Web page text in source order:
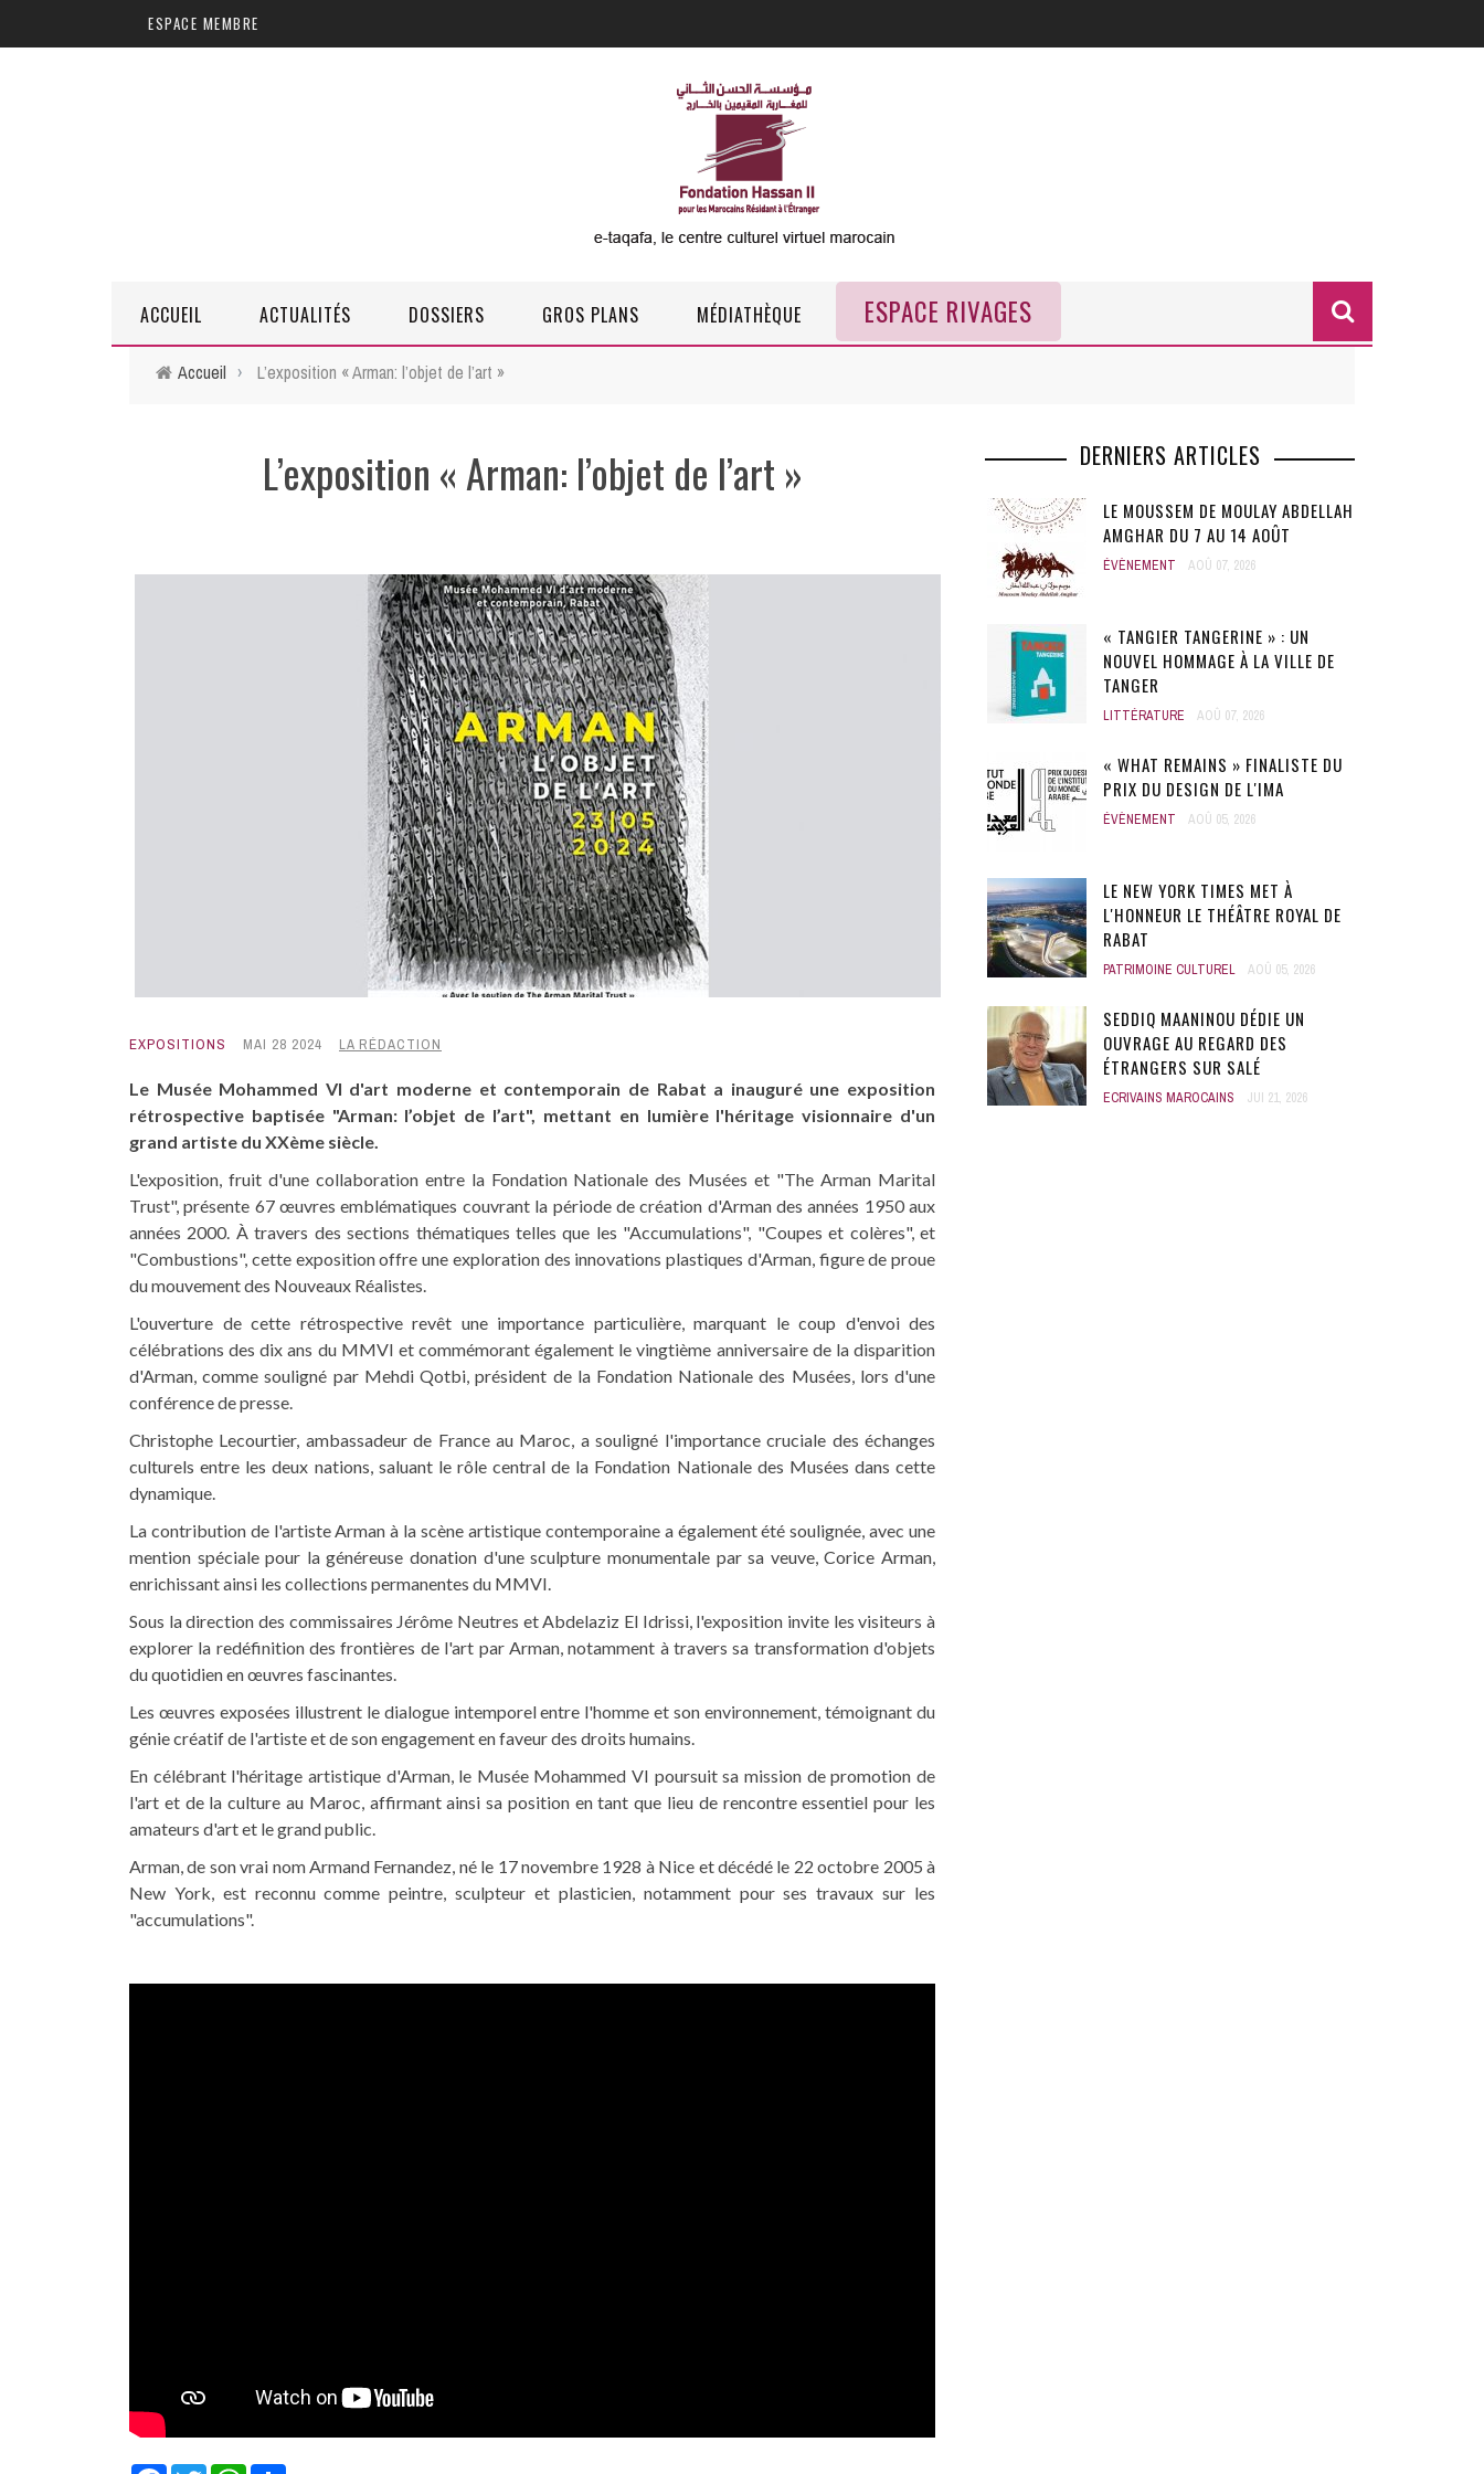
Aller au contenu principalESPACE MEMBRE
ACCUEIL ACTUALITÉS DOSSIERS GROS PLANS MÉDIATHÈQUE ESPACE RIVAGES
Accueil › L’exposition « Arman: l’objet de l’art »
L’exposition « Arman: l’objet de l’art »
EXPOSITIONS MAI 28 2024 LA RÉDACTION
Le Musée Mohammed VI d'art moderne et contemporain de Rabat a inauguré une exposition
rétrospective baptisée "Arman: l’objet de l’art", mettant en lumière l'héritage visionnaire d'un
grand artiste du XXème siècle.
L'exposition, fruit d'une collaboration entre la Fondation Nationale des Musées et "The Arman Marital
Trust", présente 67 œuvres emblématiques couvrant la période de création d'Arman des années 1950 aux
années 2000. À travers des sections thématiques telles que les "Accumulations", "Coupes et colères", et
"Combustions", cette exposition offre une exploration des innovations plastiques d'Arman, figure de proue
du mouvement des Nouveaux Réalistes.
L'ouverture de cette rétrospective revêt une importance particulière, marquant le coup d'envoi des
célébrations des dix ans du MMVI et commémorant également le vingtième anniversaire de la disparition
d'Arman, comme souligné par Mehdi Qotbi, président de la Fondation Nationale des Musées, lors d'une
conférence de presse.
Christophe Lecourtier, ambassadeur de France au Maroc, a souligné l'importance cruciale des échanges
culturels entre les deux nations, saluant le rôle central de la Fondation Nationale des Musées dans cette
dynamique.
La contribution de l'artiste Arman à la scène artistique contemporaine a également été soulignée, avec une
mention spéciale pour la généreuse donation d'une sculpture monumentale par sa veuve, Corice Arman,
enrichissant ainsi les collections permanentes du MMVI.
Sous la direction des commissaires Jérôme Neutres et Abdelaziz El Idrissi, l'exposition invite les visiteurs à
explorer la redéfinition des frontières de l'art par Arman, notamment à travers sa transformation d'objets
du quotidien en œuvres fascinantes.
Les œuvres exposées illustrent le dialogue intemporel entre l'homme et son environnement, témoignant du
génie créatif de l'artiste et de son engagement en faveur des droits humains.
En célébrant l'héritage artistique d'Arman, le Musée Mohammed VI poursuit sa mission de promotion de
l'art et de la culture au Maroc, affirmant ainsi sa position en tant que lieu de rencontre essentiel pour les
amateurs d'art et le grand public.
Arman, de son vrai nom Armand Fernandez, né le 17 novembre 1928 à Nice et décédé le 22 octobre 2005 à
New York, est reconnu comme peintre, sculpteur et plasticien, notamment pour ses travaux sur les
"accumulations".
DERNIERS ARTICLES
LE MOUSSEM DE MOULAY ABDELLAH
AMGHAR DU 7 AU 14 AOÛT
ÉVÈNEMENT AOÛ 07, 2026
« TANGIER TANGERINE » : UN
NOUVEL HOMMAGE À LA VILLE DE
TANGER
LITTÉRATURE AOÛ 07, 2026
« WHAT REMAINS » FINALISTE DU
PRIX DU DESIGN DE L'IMA
ÉVÈNEMENT AOÛ 05, 2026
LE NEW YORK TIMES MET À
L'HONNEUR LE THÉÂTRE ROYAL DE
RABAT
PATRIMOINE CULTUREL AOÛ 05, 2026
SEDDIQ MAANINOU DÉDIE UN
OUVRAGE AU REGARD DES
ÉTRANGERS SUR SALÉ
ECRIVAINS MAROCAINS JUI 21, 2026